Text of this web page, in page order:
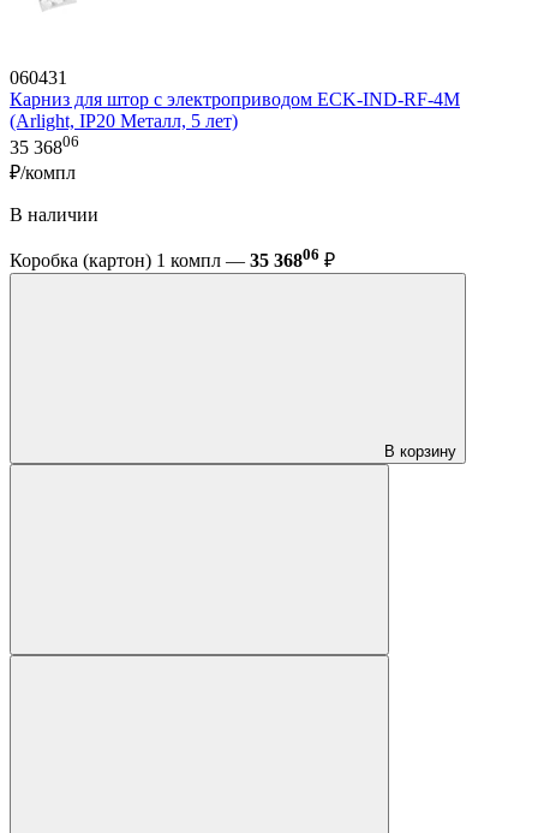
060431
Карниз для штор с электроприводом ECK-IND-RF-4M
(Arlight, IP20 Металл, 5 лет)
35 36806
₽/компл
В наличии
Коробка (картон) 1 компл — 35 36806 ₽
В корзину